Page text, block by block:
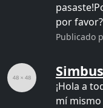
por
Publicado
¡Hola a
mí